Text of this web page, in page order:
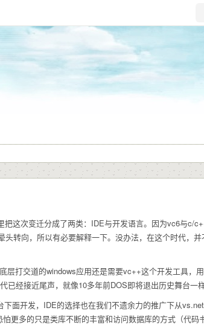
这次变迁分成了两类：IDE与开发语言。因为vc6与
转向，所以有必要解释一下。没办法，在这个时代，
打交道的windows应用还是需要vc++这个开发工具，
经接近尾声，就像10多年前DOS即将退出历史舞台一
面开发，IDE的选择也在我们不遗余力的推广下从
更多的只是类库不断的丰富和访问数据库的方式（代